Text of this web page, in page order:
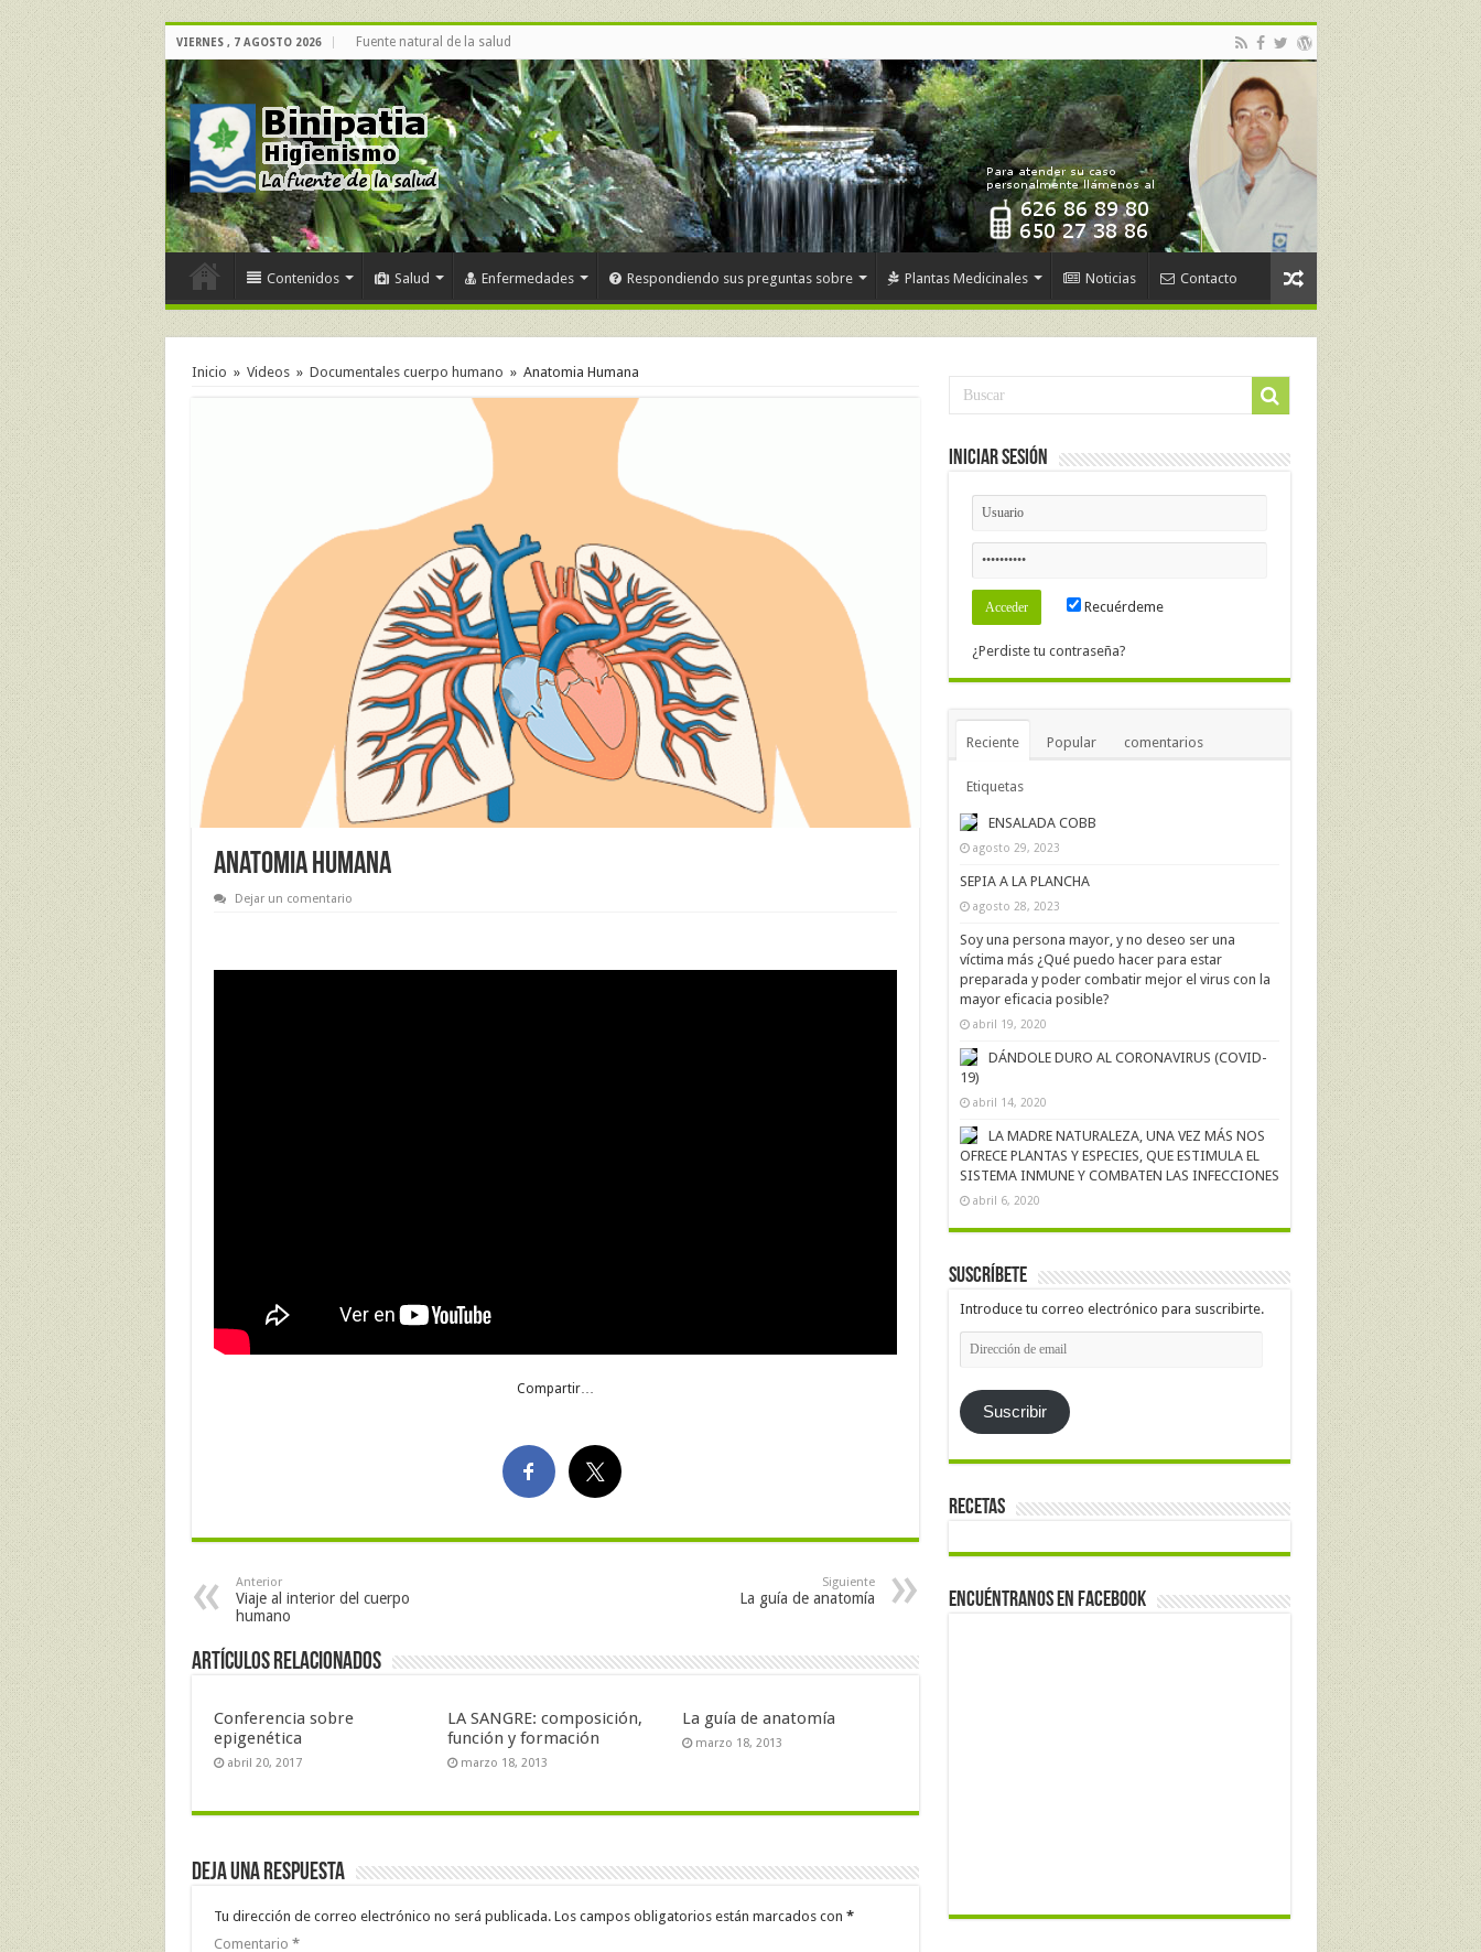
VIERNES , 7 AGOSTO 2026 Fuente natural de la salud
Contenidos Salud Enfermedades Respondiendo sus preguntas sobre Plantas Medicinales Noticias Contacto
Inicio » Videos » Documentales cuerpo humano » Anatomia Humana
Anatomia Humana
Dejar un comentario
Compartir…
Anterior
Viaje al interior del cuerpo
humano
Siguiente
La guía de anatomía
Artículos Relacionados
Conferencia sobre
epigenética
abril 20, 2017
LA SANGRE: composición,
función y formación
marzo 18, 2013
La guía de anatomía
marzo 18, 2013
Deja una respuesta
Tu dirección de correo electrónico no será publicada. Los campos obligatorios están marcados con *
Comentario *
Iniciar Sesión
Recuérdeme
¿Perdiste tu contraseña?
Reciente Popular comentarios
Etiquetas
ENSALADA COBB
agosto 29, 2023
SEPIA A LA PLANCHA
agosto 28, 2023
Soy una persona mayor, y no deseo ser una
víctima más ¿Qué puedo hacer para estar
preparada y poder combatir mejor el virus con la
mayor eficacia posible?
abril 19, 2020
DÁNDOLE DURO AL CORONAVIRUS (COVID-
19)
abril 14, 2020
LA MADRE NATURALEZA, UNA VEZ MÁS NOS
OFRECE PLANTAS Y ESPECIES, QUE ESTIMULA EL
SISTEMA INMUNE Y COMBATEN LAS INFECCIONES
abril 6, 2020
Suscríbete
Introduce tu correo electrónico para suscribirte.
Dirección
de
Suscribir
Recetas
Encuéntranos en Facebook